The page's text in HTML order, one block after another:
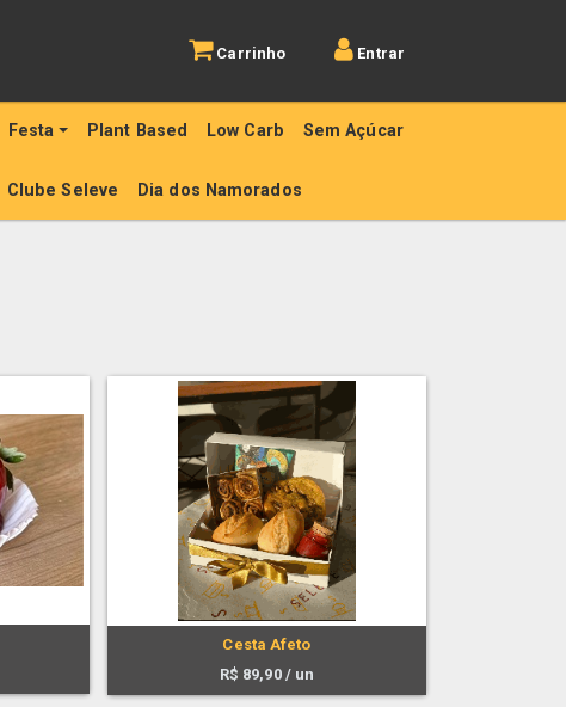
Carrinho Entrar
Festa Plant Based Low Carb Sem Açúcar
Clube Seleve Dia dos Namorados
Cesta Afeto
R$ 89,90 / un